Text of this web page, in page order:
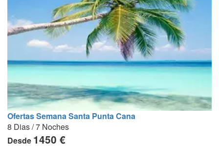
Ofertas Semana Santa Punta Cana
8 Dias / 7 Noches
Desde 1450 €